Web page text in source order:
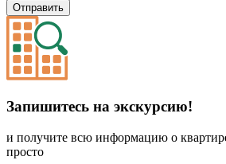
Отправить
Запишитесь на экскурсию!
и получите всю информацию о
просто